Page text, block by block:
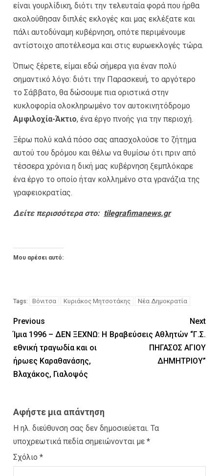
είναι γουρλίδικη, διότι την τελευταία φορά που ήρθα
ακολούθησαν διπλές εκλογές και μας εκλέξατε και
πάλι αυτοδύναμη κυβέρνηση, οπότε περιμένουμε
αντίστοιχο αποτέλεσμα και στις ευρωεκλογές τώρα.
Όπως ξέρετε, είμαι εδώ σήμερα για έναν πολύ
σημαντικό λόγο: διότι την Παρασκευή, το αργότερο
το Σάββατο, θα δώσουμε πια οριστικά στην
κυκλοφορία ολοκληρωμένο τον αυτοκινητόδρομο
Αμφιλοχία-Άκτιο, ένα έργο πνοής για την περιοχή.
Ξέρω πολύ καλά πόσο σας απασχολούσε το ζήτημα
αυτού του δρόμου και θέλω να θυμίσω ότι πριν από
τέσσερα χρόνια η δική μας κυβέρνηση ξεμπλόκαρε
ένα έργο το οποίο ήταν κολλημένο στα γρανάζια της
γραφειοκρατίας.
Δείτε περισσότερα στο: tilegrafimanews.gr
Μου αρέσει αυτό:
Tags: Βόνιτσα Κυριάκος Μητσοτάκης Νέα Δημοκρατία
Previous
Ίμια 1996 – ΔΕΝ ΞΕΧΝΩ: Η
εθνική τραγωδία και οι
ήρωες Καραθανάσης,
Βλαχάκος, Γιαλοψός
Next
Βραβεύσεις Αθλητών “Γ.Σ.
ΠΗΓΑΣΟΣ ΑΓΙΟΥ
ΔΗΜΗΤΡΙΟΥ”
Αφήστε μια απάντηση
Η ηλ. διεύθυνση σας δεν δημοσιεύεται. Τα
υποχρεωτικά πεδία σημειώνονται με *
Σχόλιο *